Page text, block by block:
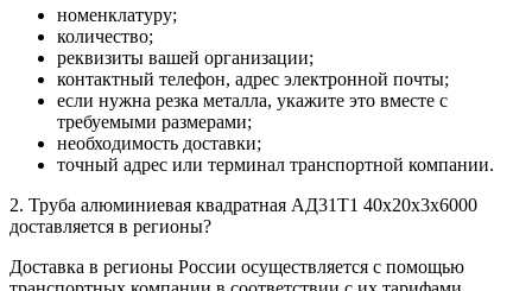
номенклатуру;
количество;
реквизиты вашей организации;
контактный телефон, адрес электронной почты;
если нужна резка металла, укажите это вместе с
требуемыми размерами;
необходимость доставки;
точный адрес или терминал транспортной компании.
2. Труба алюминиевая квадратная АД31Т1 40х20х3х6000
доставляется в регионы?
Доставка в регионы России осуществляется с помощью